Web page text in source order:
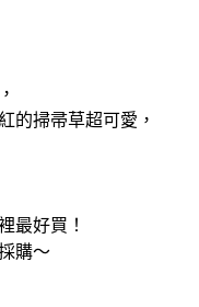
，
的掃帚草超可愛，
最好買！
購～